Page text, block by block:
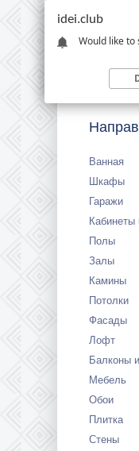
Ванная
Шкафы
Гаражи
Полы
Залы
Камины
Потолки
Фасады
Лофт
Балконы
Мебель
Обои
Плитка
Стены
idei.club
Would like to